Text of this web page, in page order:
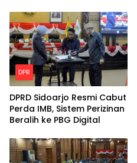
DPR
DPRD Sidoarjo Resmi Cabut
Perda IMB, Sistem Perizinan
Beralih ke PBG Digital